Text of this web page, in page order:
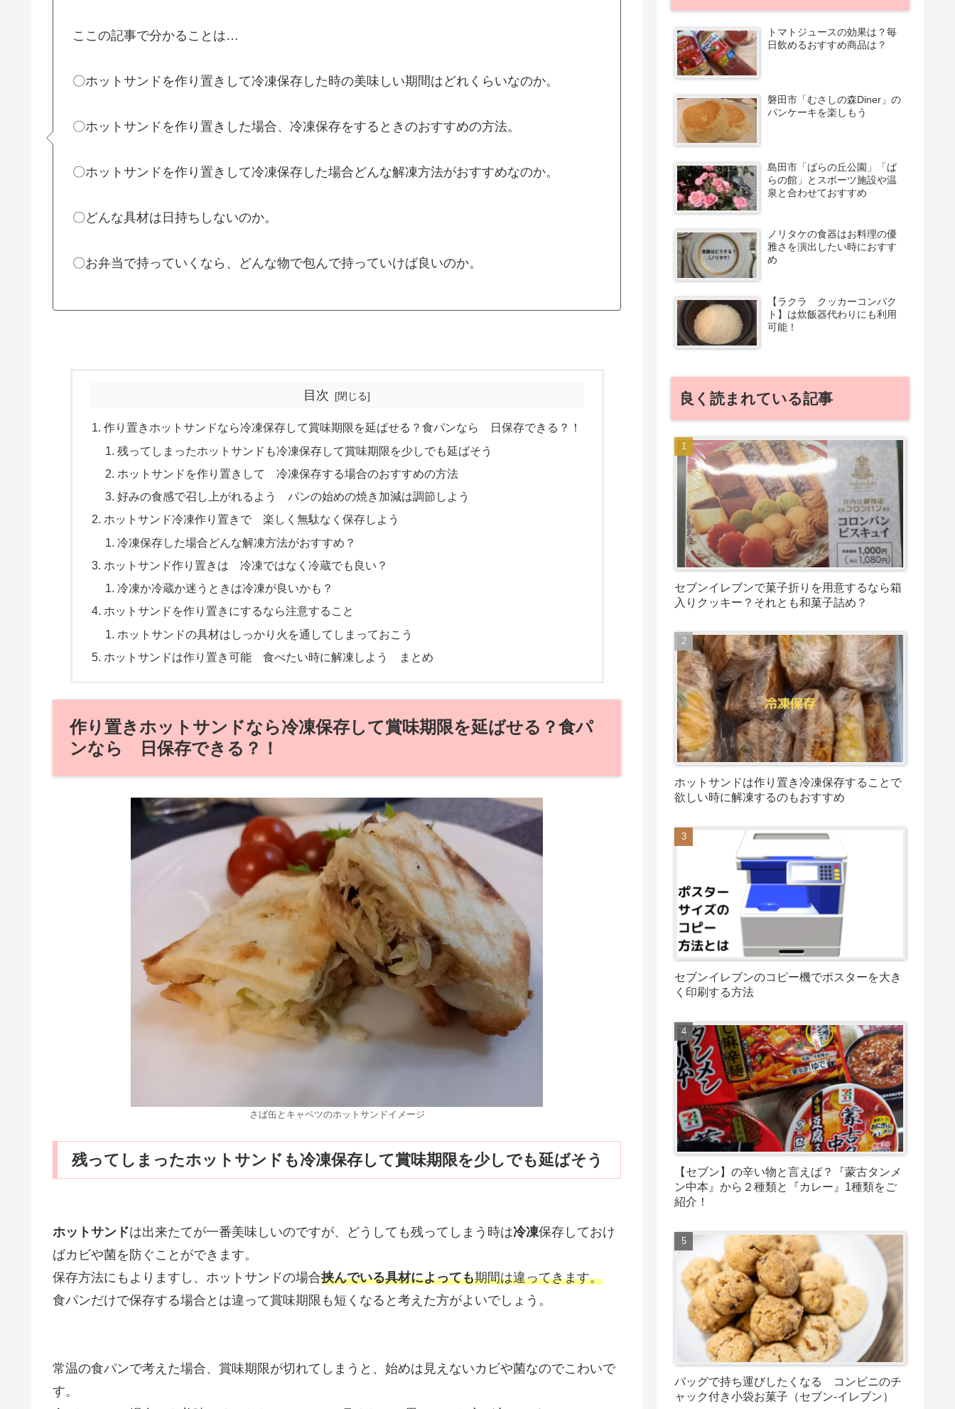
ここの記事で分かることは…
〇ホットサンドを作り置きして冷凍保存した時の美味しい期間はどれくらいなのか。
〇ホットサンドを作り置きした場合、冷凍保存をするときのおすすめの方法。
〇ホットサンドを作り置きして冷凍保存した場合どんな解凍方法がおすすめなのか。
〇どんな具材は日持ちしないのか。
〇お弁当で持っていくなら、どんな物で包んで持っていけば良いのか。
目次
作り置きホットサンドなら冷凍保存して賞味期限を延ばせる？食パンなら 日保存できる？！
残ってしまったホットサンドも冷凍保存して賞味期限を少しでも延ばそう
ホットサンドを作り置きして 冷凍保存する場合のおすすめの方法
好みの食感で召し上がれるよう パンの始めの焼き加減は調節しよう
ホットサンド冷凍作り置きで 楽しく無駄なく保存しよう
冷凍保存した場合どんな解凍方法がおすすめ？
ホットサンド作り置きは 冷凍ではなく冷蔵でも良い？
冷凍か冷蔵か迷うときは冷凍が良いかも？
ホットサンドを作り置きにするなら注意すること
ホットサンドの具材はしっかり火を通してしまっておこう
ホットサンドは作り置き可能 食べたい時に解凍しよう まとめ
作り置きホットサンドなら冷凍保存して賞味期限を延ばせる？食パ
ンなら 日保存できる？！
さば缶とキャベツのホットサンドイメージ
残ってしまったホットサンドも冷凍保存して賞味期限を少しでも延ばそう
ホットサンドは出来たてが一番美味しいのですが、どうしても残ってしまう時は冷凍保存しておけ
ばカビや菌を防ぐことができます。
保存方法にもよりますし、ホットサンドの場合挟んでいる具材によっても期間は違ってきます。
食パンだけで保存する場合とは違って賞味期限も短くなると考えた方がよいでしょう。
常温の食パンで考えた場合、賞味期限が切れてしまうと、始めは見えないカビや菌なのでこわいで
す。
トマトジュースの効果は？毎
日飲めるおすすめ商品は？
磐田市「むさしの森Diner」の
パンケーキを楽しもう
島田市「ばらの丘公園」「ば
らの館」とスポーツ施設や温
泉と合わせておすすめ
ノリタケの食器はお料理の優
雅さを演出したい時におすす
め
【ラクラ クッカーコンパク
ト】は炊飯器代わりにも利用
可能！
良く読まれている記事
セブンイレブンで菓子折りを用意するなら箱
入りクッキー？それとも和菓子詰め？
ホットサンドは作り置き冷凍保存することで
欲しい時に解凍するのもおすすめ
セブンイレブンのコピー機でポスターを大き
く印刷する方法
【セブン】の辛い物と言えば？『蒙古タンメ
ン中本』から２種類と『カレー』1種類をご
紹介！
バッグで持ち運びしたくなる コンビニのチ
ャック付き小袋お菓子（セブン-イレブン）